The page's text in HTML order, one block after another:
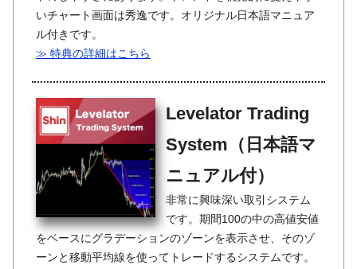
いチャート画面は秀逸です。オリジナル日本語マニュア
ル付きです。
≫ 特典の詳細はこちら
Levelator Trading
System（日本語マ
ニュアル付）
非常に興味深い取引システム
です。期間100の中の高値安値
をベースにグラデーションのゾーンを表示させ、そのゾ
ーンと移動平均線を使ってトレードするシステムです。